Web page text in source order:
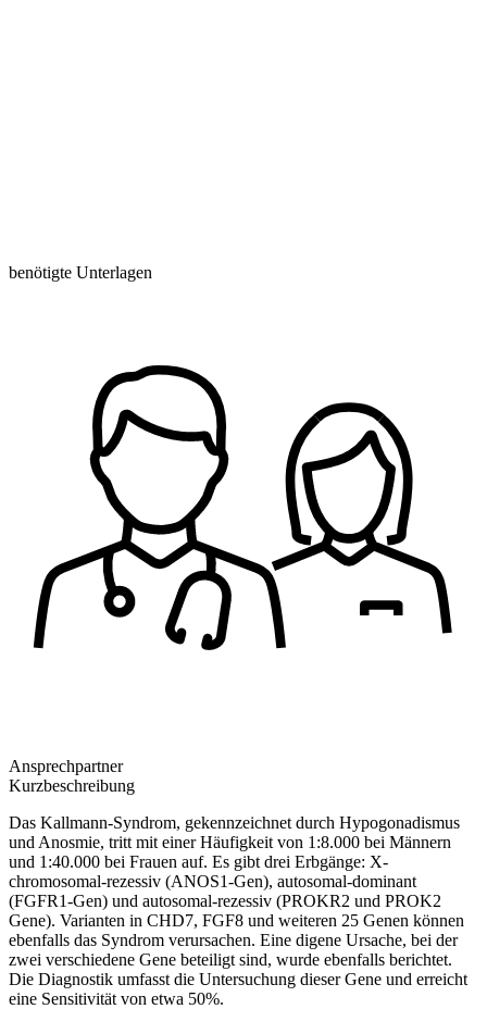
benötigte Unterlagen
Ansprechpartner
Kurzbeschreibung
Das Kallmann-Syndrom, gekennzeichnet durch Hypogonadismus
und Anosmie, tritt mit einer Häufigkeit von 1:8.000 bei Männern
und 1:40.000 bei Frauen auf. Es gibt drei Erbgänge: X-
chromosomal-rezessiv (ANOS1-Gen), autosomal-dominant
(FGFR1-Gen) und autosomal-rezessiv (PROKR2 und PROK2
Gene). Varianten in CHD7, FGF8 und weiteren 25 Genen können
ebenfalls das Syndrom verursachen. Eine digene Ursache, bei der
zwei verschiedene Gene beteiligt sind, wurde ebenfalls berichtet.
Die Diagnostik umfasst die Untersuchung dieser Gene und erreicht
eine Sensitivität von etwa 50%.